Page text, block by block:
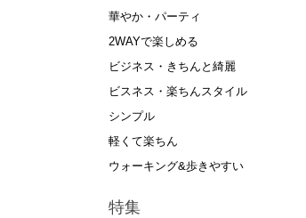
華やか・パーティ
2WAYで楽しめる
ビジネス・きちんと綺麗
ビスネス・楽ちんスタイル
シンプル
軽くて楽ちん
ウォーキング&歩きやすい
特集